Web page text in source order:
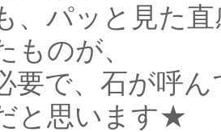
、パッと見た
ものが、
要で、石が呼
と思います★